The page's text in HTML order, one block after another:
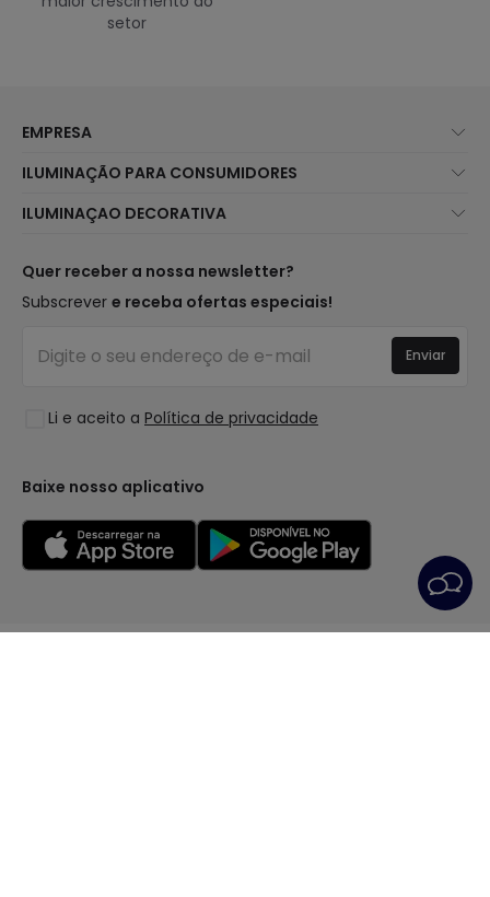
setor
EMPRESA
Atendimento ao Cliente
Métodos de Envio
É Profissional?
Perguntas Frequentes (FAQ)
ILUMINAÇÃO PARA CONSUMIDORES
Marcas
Calculadora
Iluminação para empresas
ILUMINAÇAO DECORATIVA
Tendências
Marcas de Decoração Premium
Espaços
Coleções
Quer receber a nossa newsletter?
Subscrever e receba ofertas especiais!
Li e aceito a Política de privacidade
Enviar
Baixe nosso aplicativo